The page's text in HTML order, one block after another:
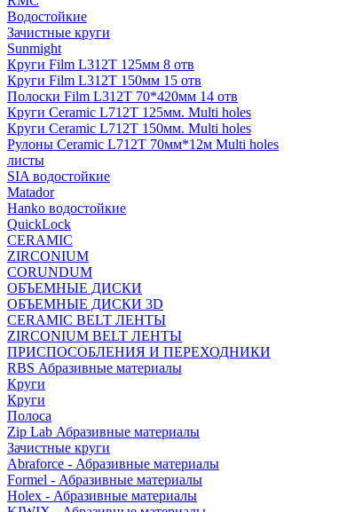
Водостойкие
Зачистные круги
Sunmight
Круги Film L312T 125мм 8 отв
Круги Film L312T 150мм 15 отв
Полоски Film L312T 70*420мм 14 отв
Круги Ceramic L712T 125мм. Multi holes
Круги Ceramic L712T 150мм. Multi holes
Рулоны Ceramic L712T 70мм*12м Multi holes
листы
SIA водостойкие
Matador
Hanko водостойкие
QuickLock
CERAMIC
ZIRCONIUM
СORUNDUM
ОБЪЕМНЫЕ ДИСКИ
ОБЪЕМНЫЕ ДИСКИ 3D
CERAMIC BELT ЛЕНТЫ
ZIRCONIUM BELT ЛЕНТЫ
ПРИСПОСОБЛЕНИЯ И ПЕРЕХОДНИКИ
RBS Абразивные материалы
Круги
Круги
Полоса
Zip Lab Абразивные материалы
Зачистные круги
Abraforce - Абразивные материалы
Formel - Абразивные материалы
Holex - Абразивные материалы